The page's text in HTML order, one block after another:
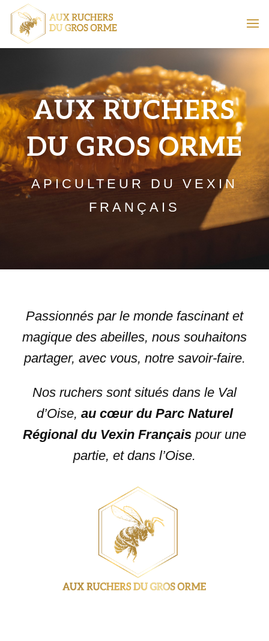
AUX RUCHERS
DU GROS ORME
APICULTEUR DU VEXIN
FRANÇAIS
Passionnés par le monde fascinant et
magique des abeilles, nous souhaitons
partager, avec vous, notre savoir-faire.
Nos ruchers sont situés dans le Val
d’Oise, au cœur du Parc Naturel
Régional du Vexin Français pour une
partie, et dans l’Oise.